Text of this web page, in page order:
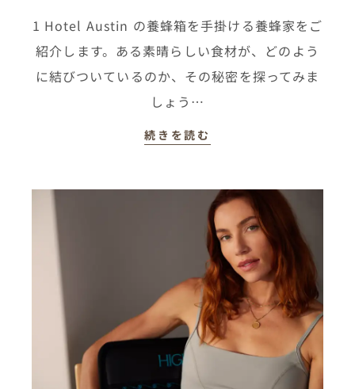
1 Hotel Austin の養蜂箱を手掛ける養蜂家をご
紹介します。ある素晴らしい食材が、どのよう
に結びついているのか、その秘密を探ってみま
しょう…
続きを読む